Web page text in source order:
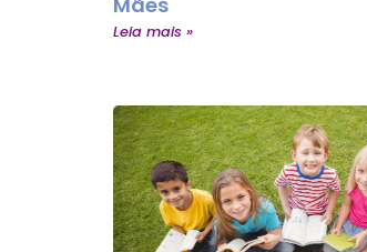
Leia mais »